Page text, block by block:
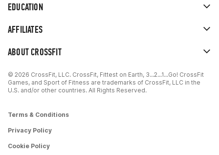
ABOUT CROSSFIT
AFFILIATES
EDUCATION
© 2026 CrossFit, LLC. CrossFit, Fittest on Earth, 3...2...1...Go! CrossFit
Games, and Sport of Fitness are trademarks of CrossFit, LLC in the
U.S. and/or other countries. All Rights Reserved.
Terms & Conditions
Privacy Policy
Cookie Policy